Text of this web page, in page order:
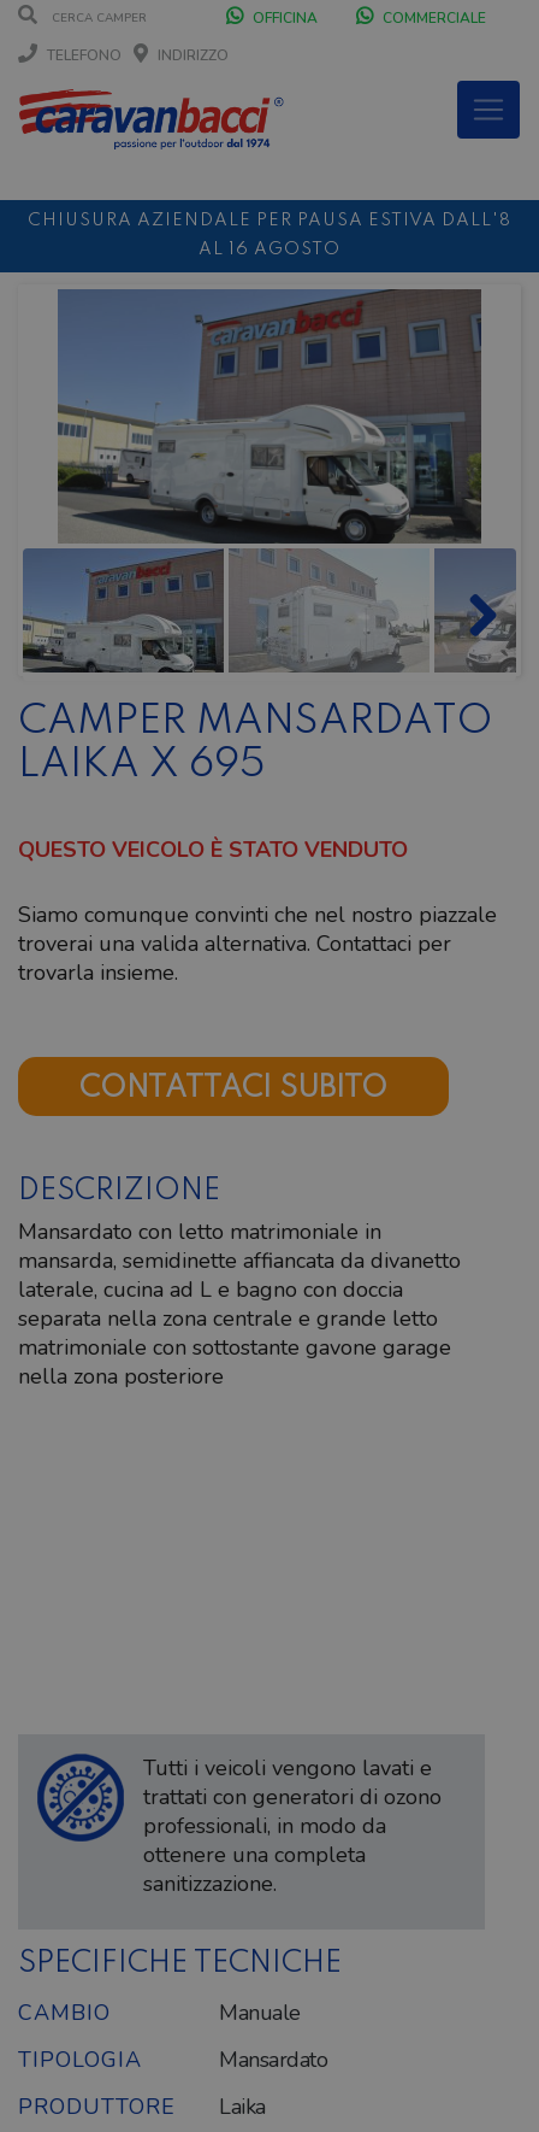
OFFICINA
COMMERCIALE
TELEFONO
INDIRIZZO
CHIUSURA AZIENDALE PER PAUSA ESTIVA DALL'8
AL 16 AGOSTO
DURANTE IL MESE DI AGOSTO SIAMO CHIUSI IL
SABATO POMERIGGIO
NOLEGGIO ENTRO IL 31.08
CAMPER MANSARDATO
LAIKA X 695
QUESTO VEICOLO È STATO VENDUTO
Siamo comunque convinti che nel nostro piazzale
troverai una valida alternativa. Contattaci per
trovarla insieme.
CONTATTACI SUBITO
DESCRIZIONE
Mansardato con letto matrimoniale in
mansarda, semidinette affiancata da divanetto
laterale, cucina ad L e bagno con doccia
separata nella zona centrale e grande letto
matrimoniale con sottostante gavone garage
nella zona posteriore
Tutti i veicoli vengono lavati e
trattati con generatori di ozono
professionali, in modo da
ottenere una completa
sanitizzazione.
SPECIFICHE TECNICHE
CAMBIO
Manuale
TIPOLOGIA
Mansardato
PRODUTTORE
Laika